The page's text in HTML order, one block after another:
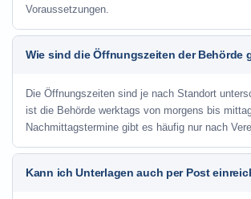
Voraussetzungen.
Wie sind die Öffnungszeiten der Behörde
Die Öffnungszeiten sind je nach Standort
ist die Behörde werktags von morgens bis
Nachmittagstermine gibt es häufig nur nach
Kann ich Unterlagen auch per Post